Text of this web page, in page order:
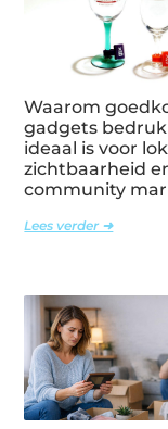
Waarom
gadgets
ideaal is voor
zichtbaarheid
community
Lees verder ➜